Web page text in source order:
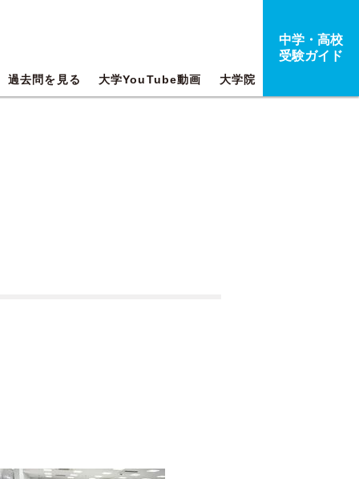
過去問を見る 大学YouTube動画 大学院
中学・高校
受験ガイド